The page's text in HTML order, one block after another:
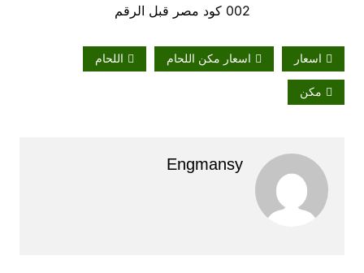
002 كود مصر قبل الرقم
اسعار اسعار مكن اللحام اللحام
مكن
Engmansy